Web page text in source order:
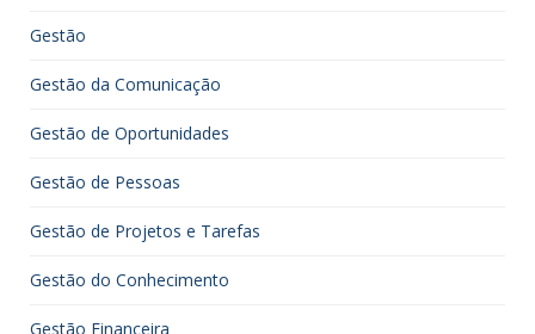
Gestão
Gestão da Comunicação
Gestão de Oportunidades
Gestão de Pessoas
Gestão de Projetos e Tarefas
Gestão do Conhecimento
Gestão Financeira